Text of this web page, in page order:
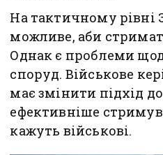
На тактичному рівні
можливе, аби
Однак є проблеми
споруд. Військове
має змінити підхід
ефективніше
кажуть військові.